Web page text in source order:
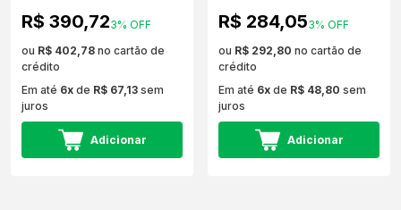
R$ 390,723% OFF
ou R$ 402,78 no cartão de
crédito
Em até 6x de R$ 67,13 sem
juros
Adicionar
R$ 284,053% OFF
ou R$ 292,80 no cartão de
crédito
Em até 6x de R$ 48,80 sem
juros
Adicionar